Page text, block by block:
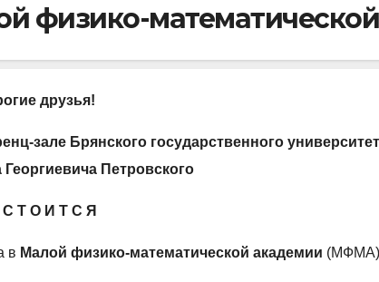
физико-
друзья!
зале Брянского государственного
Петровского
Т О И Т С Я
в Малой физико-математической академии